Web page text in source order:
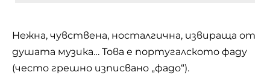
Нежна, чувствена, носталгична, извираща от
душата музика… Това е португалското фаду
(често грешно изписвано „фадо“).